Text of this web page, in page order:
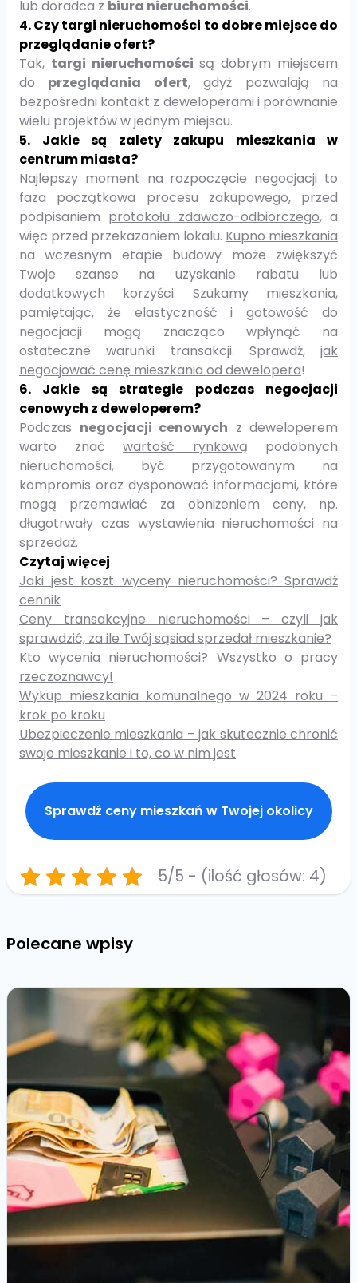
lub doradca z biura nieruchomości.
4. Czy targi nieruchomości to dobre miejsce do
przeglądanie ofert?
Tak, targi nieruchomości są dobrym miejscem
do przeglądania ofert, gdyż pozwalają na
bezpośredni kontakt z deweloperami i porównanie
wielu projektów w jednym miejscu.
5. Jakie są zalety zakupu mieszkania w
centrum miasta?
Najlepszy moment na rozpoczęcie negocjacji to
faza początkowa procesu zakupowego, przed
podpisaniem protokołu zdawczo-odbiorczego, a
więc przed przekazaniem lokalu. Kupno mieszkania
na wczesnym etapie budowy może zwiększyć
Twoje szanse na uzyskanie rabatu lub
dodatkowych korzyści. Szukamy mieszkania,
pamiętając, że elastyczność i gotowość do
negocjacji mogą znacząco wpłynąć na
ostateczne warunki transakcji. Sprawdź, jak
negocjować cenę mieszkania od dewelopera!
6. Jakie są strategie podczas negocjacji
cenowych z deweloperem?
Podczas negocjacji cenowych z deweloperem
warto znać wartość rynkową podobnych
nieruchomości, być przygotowanym na
kompromis oraz dysponować informacjami, które
mogą przemawiać za obniżeniem ceny, np.
długotrwały czas wystawienia nieruchomości na
sprzedaż.
Czytaj więcej
Jaki jest koszt wyceny nieruchomości? Sprawdź
cennik
Ceny transakcyjne nieruchomości – czyli jak
sprawdzić, za ile Twój sąsiad sprzedał mieszkanie?
Kto wycenia nieruchomości? Wszystko o pracy
rzeczoznawcy!
Wykup mieszkania komunalnego w 2024 roku –
krok po kroku
Ubezpieczenie mieszkania – jak skutecznie chronić
swoje mieszkanie i to, co w nim jest
Sprawdź ceny mieszkań w Twojej okolicy
5/5 - (ilość głosów: 4)
Polecane wpisy